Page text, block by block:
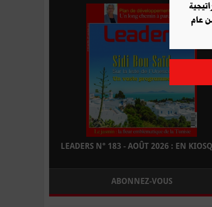
LEADERS N° 183 - AOÛT 2026 : EN
ABONNEZ-VOUS
عام